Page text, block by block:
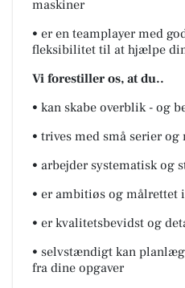
maskiner
• er en teamplayer med
fleksibilitet til at hjælpe
Vi forestiller os, at du..
• kan skabe overblik - og
• trives med små serier
• arbejder systematisk og
• er ambitiøs og
• er kvalitetsbevidst og
• selvstændigt kan
fra dine opgaver